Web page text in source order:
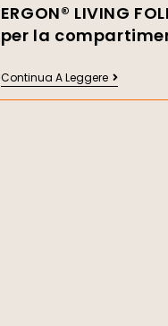
ERGON® LIVING
per la
Continua A Leggere